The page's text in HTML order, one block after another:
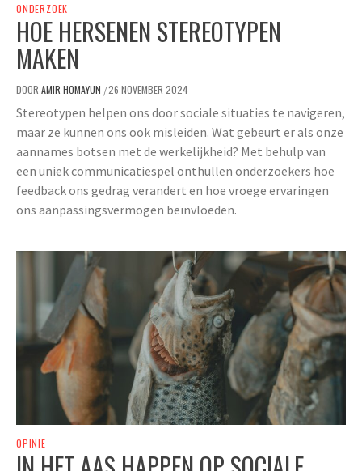
ONDERZOEK
HOE HERSENEN STEREOTYPEN
MAKEN
DOOR AMIR HOMAYUN /26 NOVEMBER 2024
Stereotypen helpen ons door sociale situaties te navigeren,
maar ze kunnen ons ook misleiden. Wat gebeurt er als onze
aannames botsen met de werkelijkheid? Met behulp van
een uniek communicatiespel onthullen onderzoekers hoe
feedback ons gedrag verandert en hoe vroege ervaringen
ons aanpassingsvermogen beïnvloeden.
OPINIE